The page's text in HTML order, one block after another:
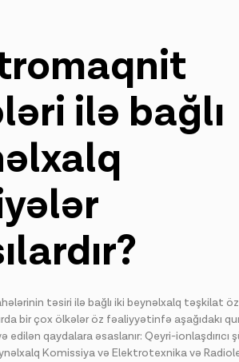
ilə bağlı
təsiri ilə bağlı iki beynəlxalq təşkilat
bir çox ölkələr öz fəaliyyətinfə aşağıdakı
qaydalara əsaslanır: Qeyri-ionlaşdırıcı
Komissiya və Elektrotexnika və